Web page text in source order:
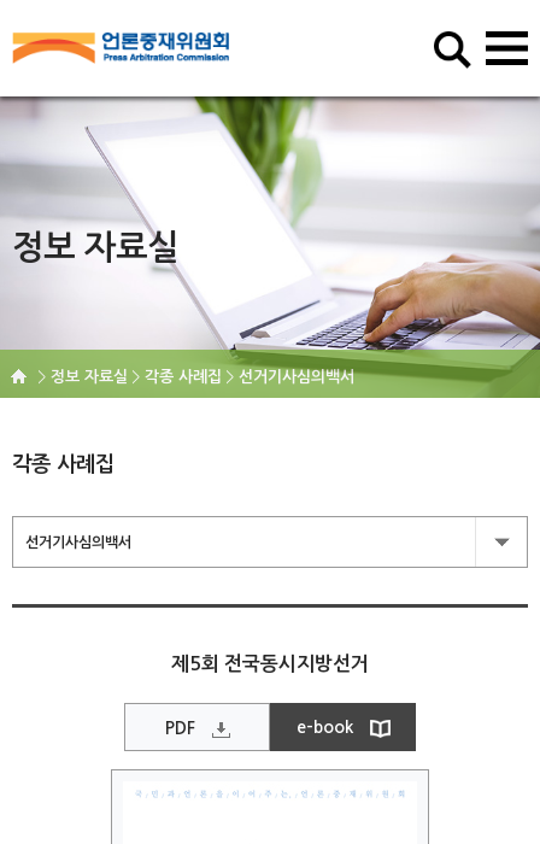
정보 자료실
정보 자료실 각종 사례집 선거기사심의백서
각종 사례집
선거기사심의백서
제5회 전국동시지방선거
PDF e-book